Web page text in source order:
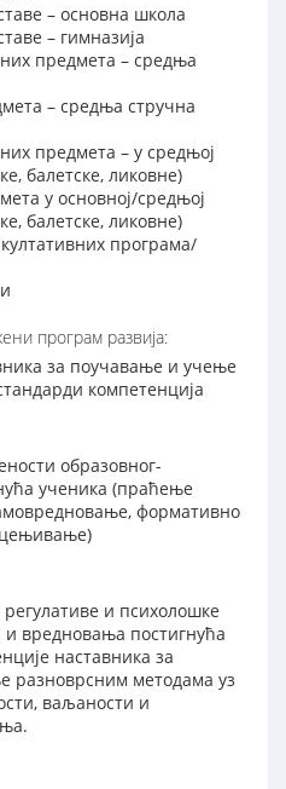
– основна школа
– гимназија
предмета – средња
– средња стручна
предмета – у средњој
балетске, ликовне)
у основној/средњој
балетске, ликовне)
програма/
програм развија:
за поучавање и учење
компетенција
образовног-
ученика (праћење
формативно
и психолошке
вредновања постигнућа
наставника за
разноврсним методама уз
ваљаности и